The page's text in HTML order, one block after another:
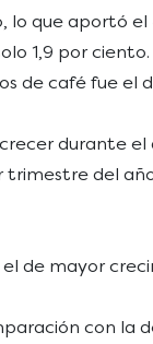
lo que aportó
1,9 por ciento.
de café fue el
durante
del
de mayor
con